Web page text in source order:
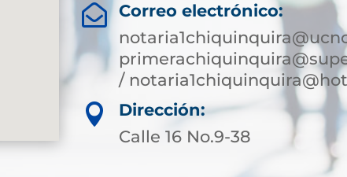

Correo electrónico:
/

Dirección:
Calle 16 No.9-38